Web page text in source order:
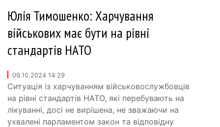
Юлія Тимошенко: Харчування
військових має бути на рівні
стандартів НАТО
09.10.2024 14:29
Ситуація із харчуванням військовослужбовців
на рівні стандартів НАТО, які перебувають на
лікуванні, досі не вирішена, не зважаючи на
ухвалені парламентом закон та відповідну